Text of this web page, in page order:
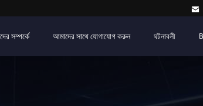
সম্পর্কে আমাদের সাথে যোগাযোগ করুন ঘটনাবলী